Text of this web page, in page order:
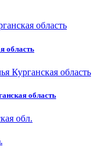
область
область